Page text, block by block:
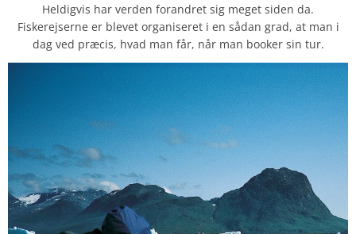
Heldigvis har verden forandret sig meget siden da.
Fiskerejserne er blevet organiseret i en sådan grad, at man i
dag ved præcis, hvad man får, når man booker sin tur.